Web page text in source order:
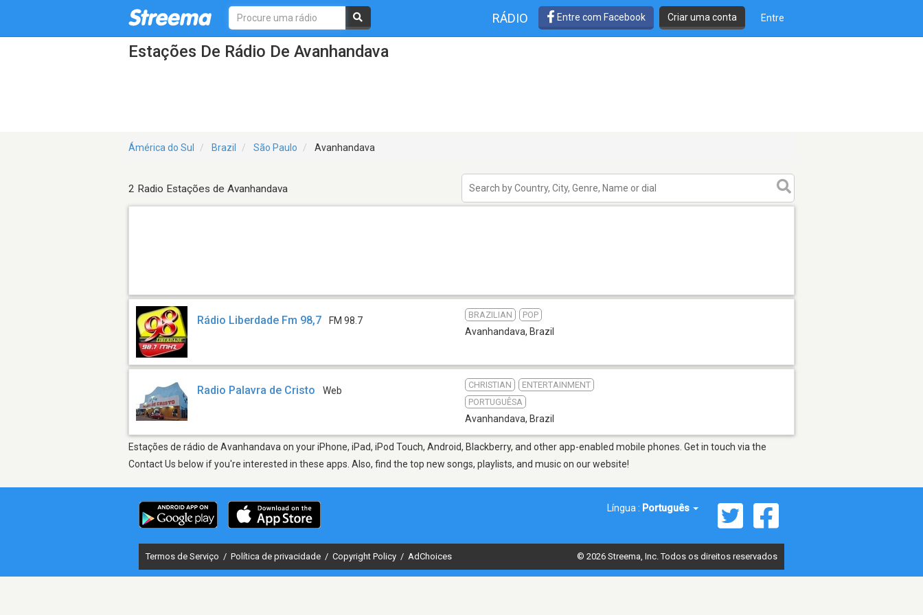
RÁDIO Entre com Facebook Criar uma conta Entre
Estações De Rádio De Avanhandava
Ámérica do Sul Brazil São Paulo Avanhandava
2 Radio Estações de Avanhandava
Rádio Liberdade Fm 98,7 FM 98.7
BRAZILIAN POP
Avanhandava, Brazil
Radio Palavra de Cristo Web
CHRISTIAN
ENTERTAINMENT
PORTUGUÊSA
Avanhandava, Brazil
Estações de rádio de Avanhandava on your iPhone, iPad, iPod Touch, Android, Blackberry, and other app-enabled mobile phones. Get in touch via the
Contact Us below if you're interested in these apps. Also, find the top new songs, playlists, and music on our website!
Língua : Português
Termos de Serviço / Política de privacidade / Copyright Policy / AdChoices © 2026 Streema, Inc. Todos os direitos reservados